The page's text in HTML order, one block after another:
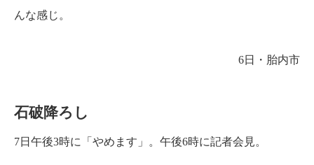
んな感じ。
6日・胎内市
石破降ろし
7日午後3時に「やめます」。午後6時に記者会見。